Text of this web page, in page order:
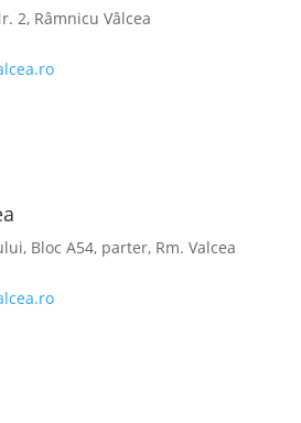
2, Râmnicu Vâlcea
Bloc A54, parter, Rm. Valcea